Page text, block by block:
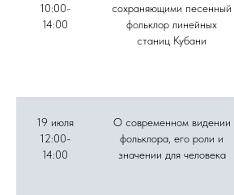
10:00-
14:00
сохраняющими песенный
фольклор линейных
станиц Кубани
19 июля
12:00-
14:00
О современном видении
фольклора, его роли и
значении для человека